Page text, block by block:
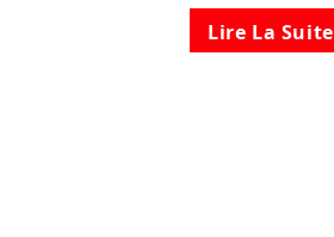
Lire La Suite